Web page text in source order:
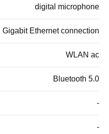
digital microphone
Gigabit Ethernet connection
WLAN ac
Bluetooth 5.0
-
-